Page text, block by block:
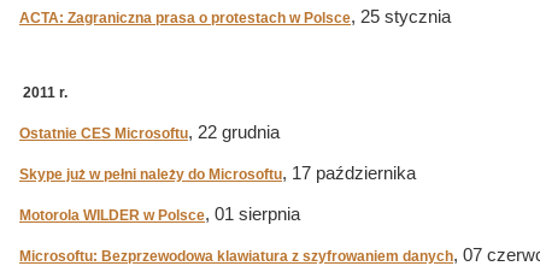
ACTA: Zagraniczna prasa o protestach w Polsce, 25 stycznia
2011 r.
Ostatnie CES Microsoftu, 22 grudnia
Skype już w pełni należy do Microsoftu, 17 października
Motorola WILDER w Polsce, 01 sierpnia
Microsoftu: Bezprzewodowa klawiatura z szyfrowaniem danych, 07